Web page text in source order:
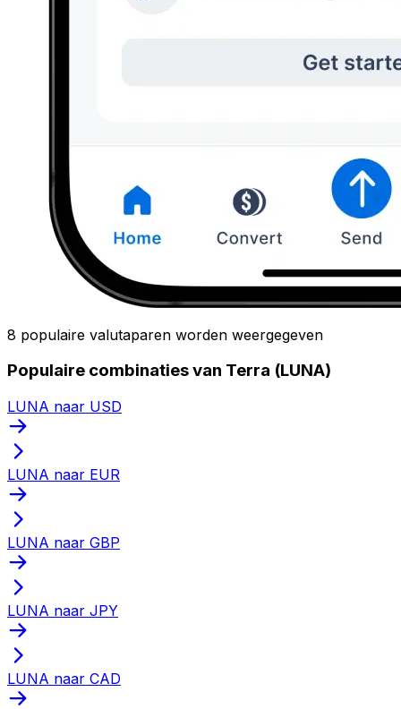
8 populaire valutaparen worden weergegeven
Populaire combinaties van Terra (LUNA)
LUNA naar USD
LUNA naar EUR
LUNA naar GBP
LUNA naar JPY
LUNA naar CAD